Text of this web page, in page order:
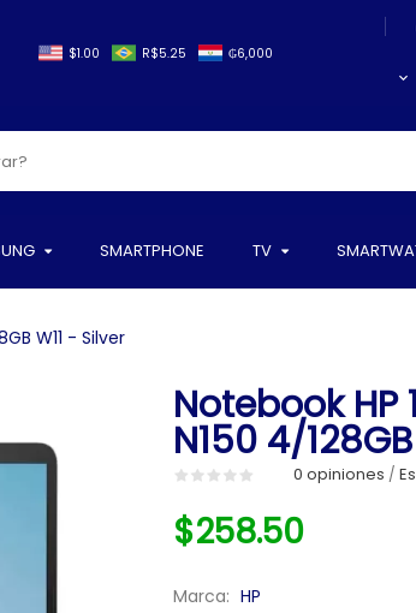
$1.00 ₲6,000
R$5.25
SMARTPHONE TV
W11 - Silver
Notebook HP
N150 4/
0 opiniones /
$258.50
Marca: HP